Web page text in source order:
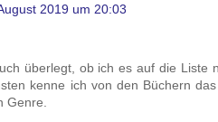
2019 um 20:03
überlegt, ob ich es auf die
kenne ich von den Büchern
Genre.